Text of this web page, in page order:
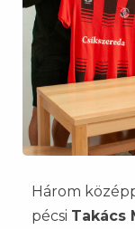
Három
pécsi Takács